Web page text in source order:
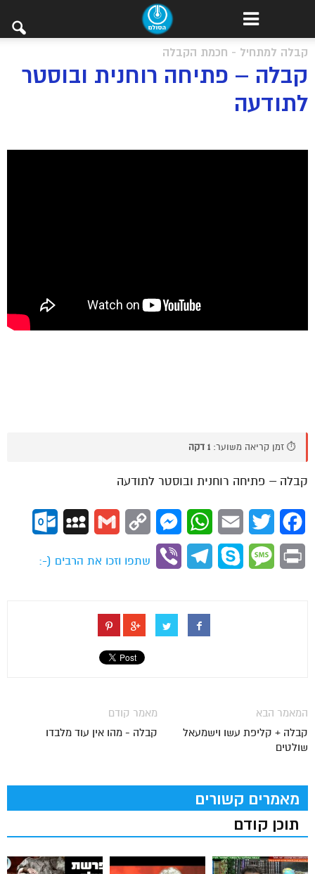
קבלה למתחיל - חכמת הקבלה
קבלה – פתיחה רוחנית ובוסטר
לתודעה
⏱️ זמן קריאה משוער: 1 דקה
קבלה – פתיחה רוחנית ובוסטר לתודעה
Facebook
Twitter
Email
WhatsApp
Messenger
Copy
Gmail
MySpace
Print
Message
Skype
Telegram
Viber
שתפו וזכו את הרבים (-:
מאמר קודם
קבלה - מהו אין עוד מלבדו
המאמר הבא
קבלה + קליפת עשו וישמעאל
שולטים
מאמרים קשורים
תוכן קודם